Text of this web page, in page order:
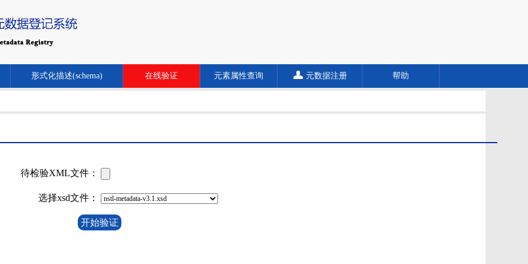
形式化描述(schema) 在线验证 元素属性查询 元数据注册 帮助
待检验XML文件：
选择xsd文件：
开始验证